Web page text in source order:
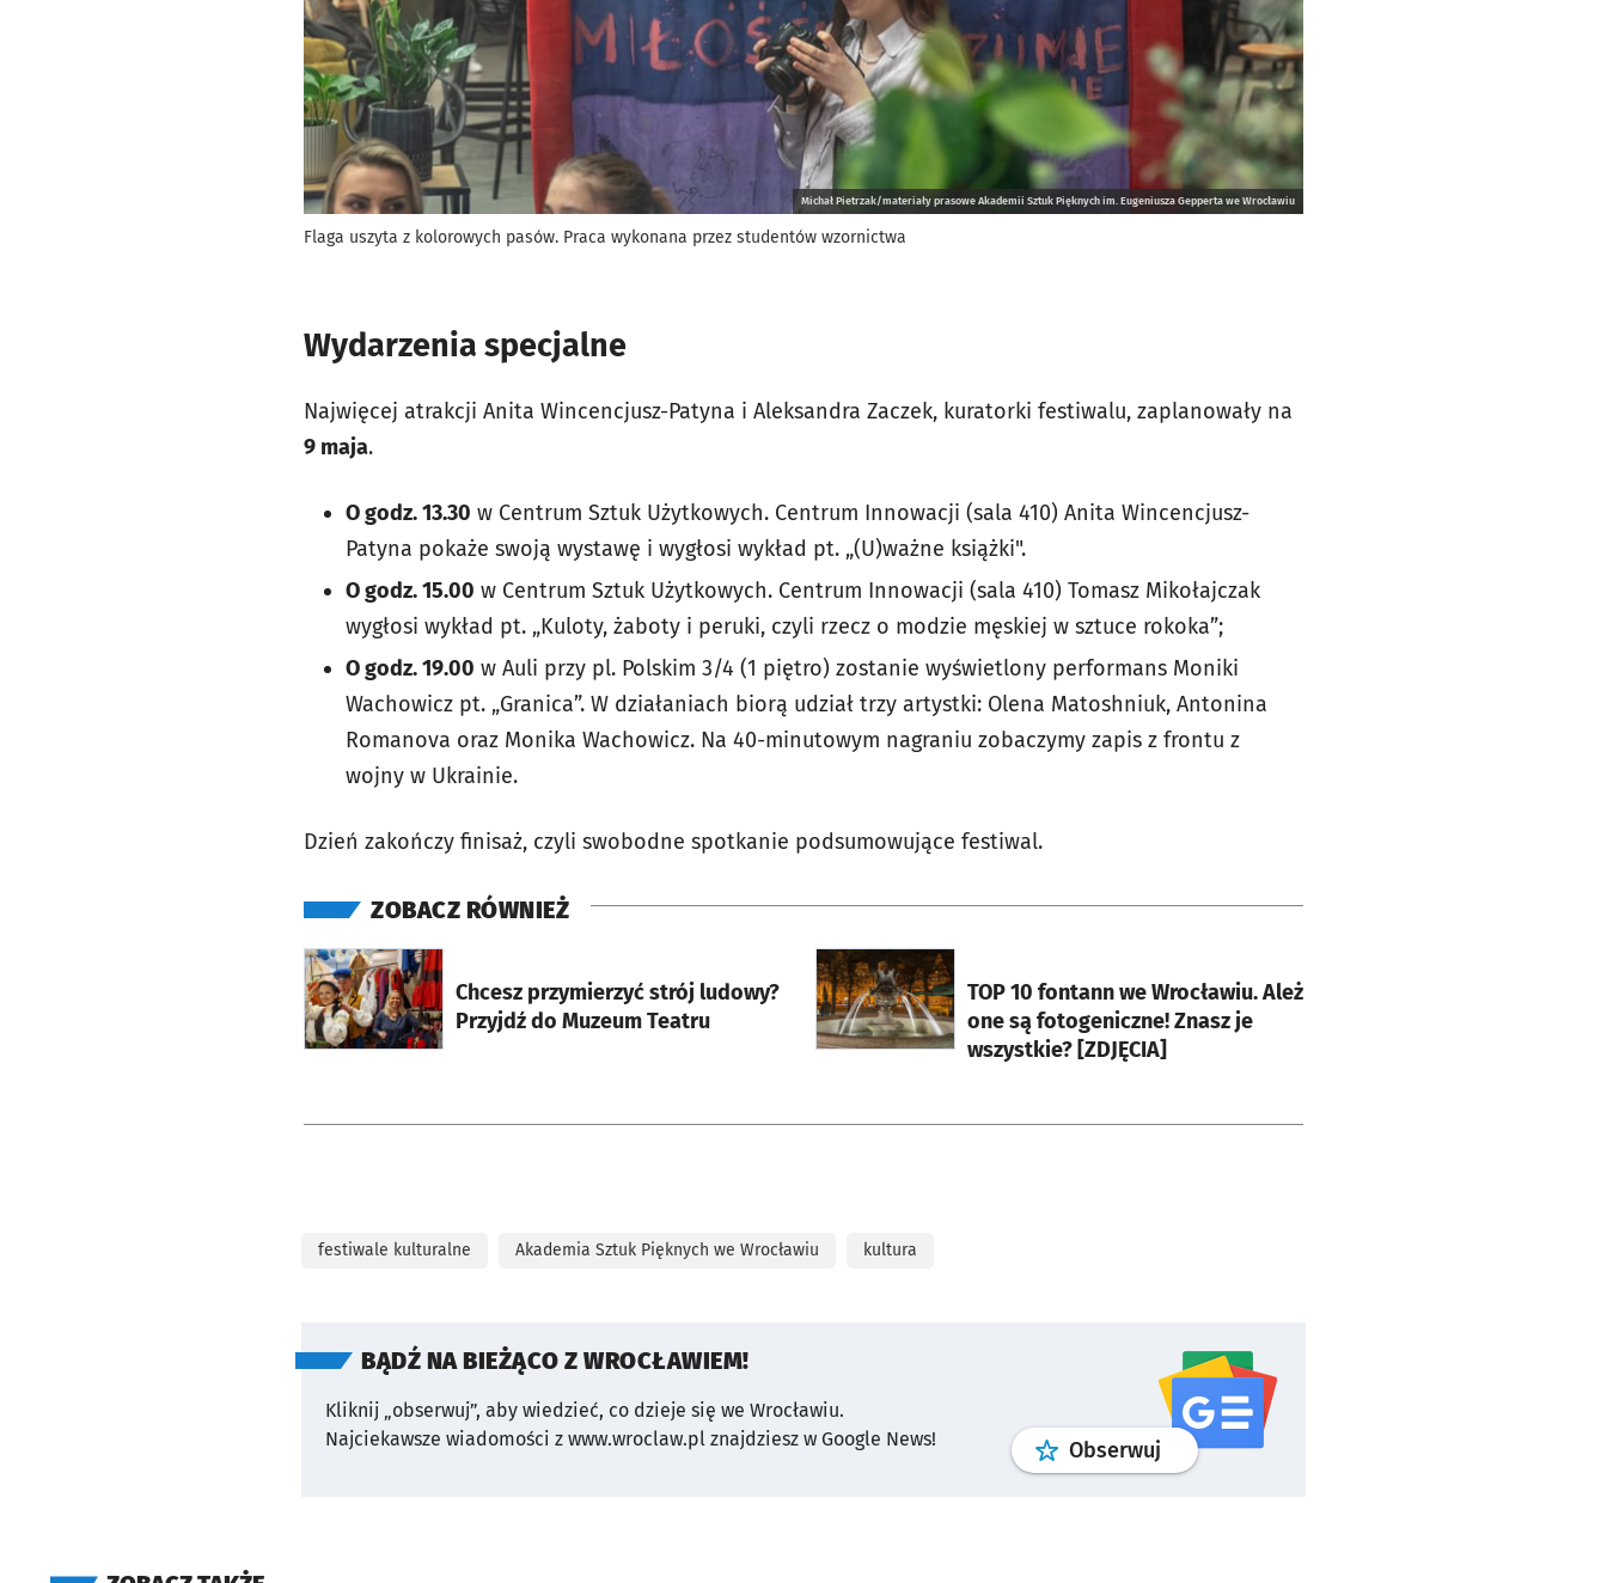
Michał Pietrzak/materiały prasowe Akademii Sztuk Pięknych im. Eugeniusza Gepperta we Wrocławiu
Flaga uszyta z kolorowych pasów. Praca wykonana przez studentów wzornictwa
Wydarzenia specjalne
Najwięcej atrakcji Anita Wincencjusz-Patyna i Aleksandra Zaczek, kuratorki festiwalu, zaplanowały na
9 maja.
O godz. 13.30 w Centrum Sztuk Użytkowych. Centrum Innowacji (sala 410) Anita Wincencjusz-
Patyna pokaże swoją wystawę i wygłosi wykład pt. „(U)ważne książki".
O godz. 15.00 w Centrum Sztuk Użytkowych. Centrum Innowacji (sala 410) Tomasz Mikołajczak
wygłosi wykład pt. „Kuloty, żaboty i peruki, czyli rzecz o modzie męskiej w sztuce rokoka”;
O godz. 19.00 w Auli przy pl. Polskim 3/4 (1 piętro) zostanie wyświetlony performans Moniki
Wachowicz pt. „Granica”. W działaniach biorą udział trzy artystki: Olena Matoshniuk, Antonina
Romanova oraz Monika Wachowicz. Na 40-minutowym nagraniu zobaczymy zapis z frontu z
wojny w Ukrainie.
Dzień zakończy finisaż, czyli swobodne spotkanie podsumowujące festiwal.
ZOBACZ RÓWNIEŻ
Chcesz przymierzyć strój ludowy?
Przyjdź do Muzeum Teatru
otworzy się w nowej karcie
TOP 10 fontann we Wrocławiu. Ależ
one są fotogeniczne! Znasz je
wszystkie? [ZDJĘCIA]
otworzy się w nowej karcie
festiwale kulturalne Akademia Sztuk Pięknych we Wrocławiu kultura
BĄDŹ NA BIEŻĄCO Z WROCŁAWIEM!
Kliknij „obserwuj”, aby wiedzieć, co dzieje się we Wrocławiu.
Najciekawsze wiadomości z www.wroclaw.pl znajdziesz w Google News!
Obserwuj profilgoogle news